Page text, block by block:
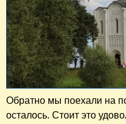
Обратно мы поехали на
осталось. Стоит это